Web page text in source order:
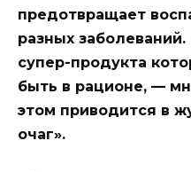
предотвращает
разных
супер-продукта
быть в рационе, —
этом приводится в
очаг».